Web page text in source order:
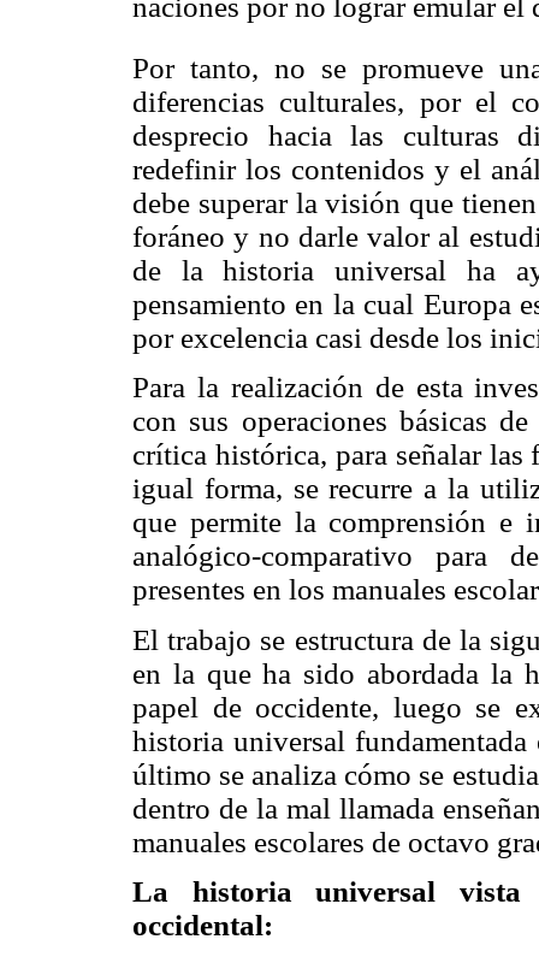
naciones por no lograr emular el
Por tanto, no se promueve
diferencias culturales, por el
desprecio hacia las culturas
redefinir los contenidos y el
debe superar la visión que
foráneo y no darle valor al
de la historia universal ha
pensamiento en la cual Europa
por excelencia casi desde los
Para la realización de esta
con sus operaciones básicas
crítica histórica, para señalar
igual forma, se recurre a la
que permite la comprensión e
analógico-comparativo para
presentes en los manuales
El trabajo se estructura de la
en la que ha sido abordada la
papel de occidente, luego se
historia universal
último se analiza cómo se
dentro de la mal llamada
manuales escolares de octavo
La historia universal vista
occidental: